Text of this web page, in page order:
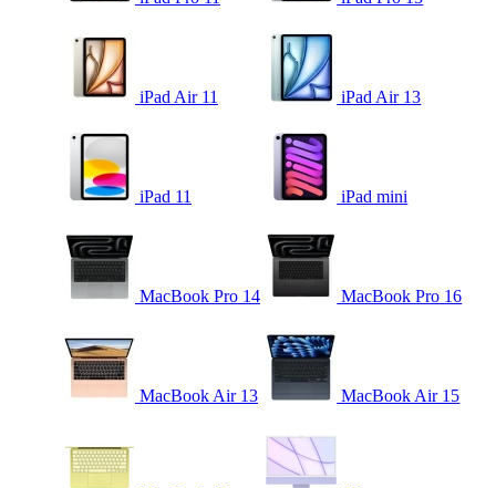
iPad Air 11 iPad Air 13
iPad 11 iPad mini
MacBook Pro 14 MacBook Pro 16
MacBook Air 13 MacBook Air 15